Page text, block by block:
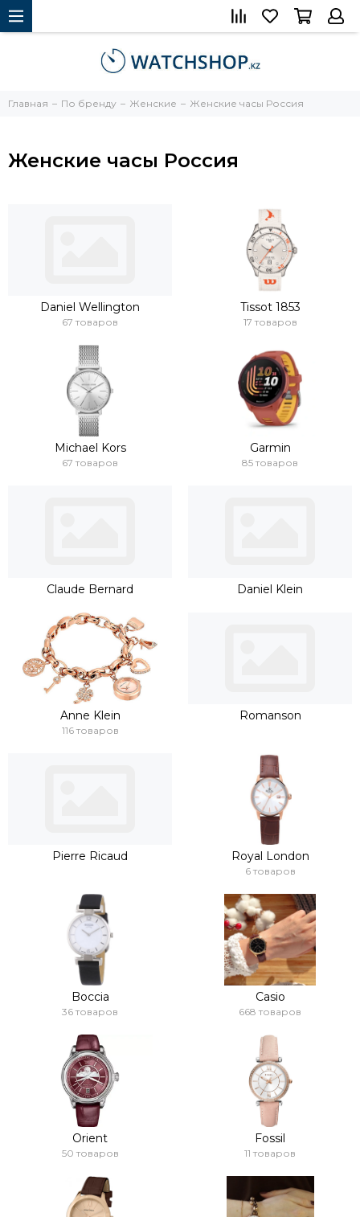
Главная По бренду Женские Женские часы Россия
Женские часы Россия
Daniel Wellington
67 товаров
Tissot 1853
17 товаров
Michael Kors
67 товаров
Garmin
85 товаров
Claude Bernard Daniel Klein
Anne Klein
116 товаров
Romanson
Pierre Ricaud Royal London
6 товаров
Boccia
36 товаров
Casio
668 товаров
Orient
50 товаров
Fossil
11 товаров